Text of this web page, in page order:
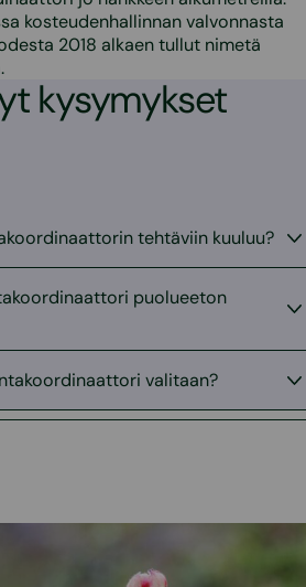
kosteudenhallinnan valvonnasta
2018 alkaen tullut nimetä
kysymykset
tehtäviin kuuluu?
puolueeton
valitaan?